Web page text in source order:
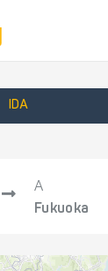
IDA
A
Fukuoka